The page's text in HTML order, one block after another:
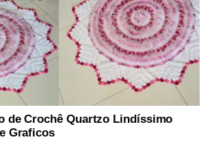
de Crochê Quartzo Lindíssimo
Graficos